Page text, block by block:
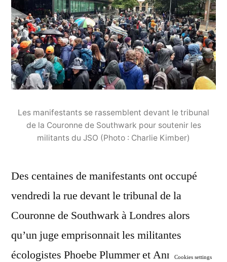
Les manifestants se rassemblent devant le tribunal
de la Couronne de Southwark pour soutenir les
militants du JSO (Photo : Charlie Kimber)
Des centaines de manifestants ont occupé
vendredi la rue devant le tribunal de la
Couronne de Southwark à Londres alors
qu’un juge emprisonnait les militantes
écologistes Phoebe Plummer et AnnaCookies settings